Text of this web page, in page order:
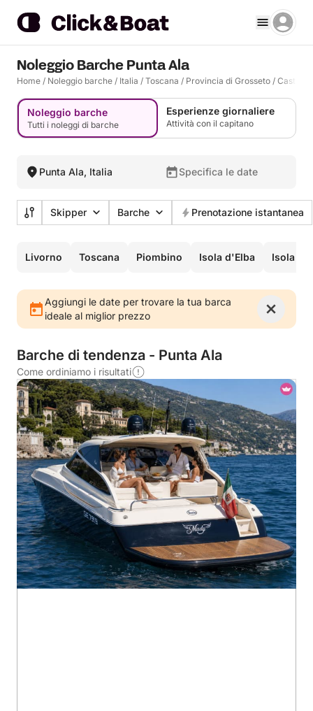
Noleggio Barche Punta Ala
Home / Noleggio barche / Italia / Toscana / Provincia di Grosseto /
Noleggio barche
Tutti i noleggi di barche
Esperienze giornaliere
Attività con il capitano
Punta Ala, Italia Specifica le date
Skipper Barche Prenotazione istantanea
Livorno Toscana Piombino Isola d'Elba Isola
Aggiungi le date per trovare la tua barca
ideale al miglior prezzo
Barche di tendenza - Punta Ala
Come ordiniamo i risultati